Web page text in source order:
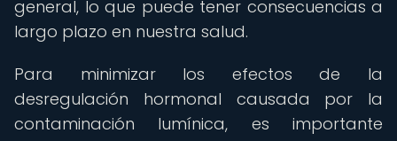
general, lo que puede tener consecuencias a
largo plazo en nuestra salud.
Para minimizar los efectos de la
desregulación hormonal causada por la
contaminación lumínica, es importante